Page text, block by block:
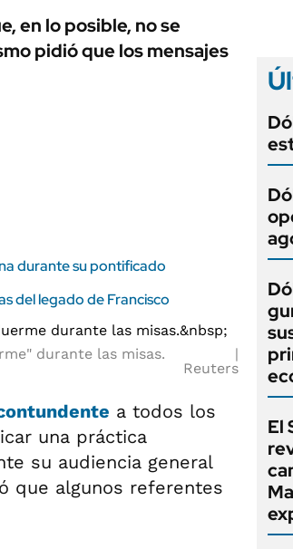
AUTOS
en lo posible, no se
pidió que los mensajes
durante su pontificado
del legado de Francisco
durante las misas.
Reuters
a todos los
una práctica
su audiencia general
que algunos referentes
El